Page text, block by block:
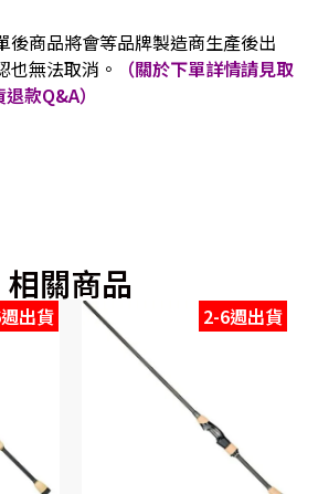
商品將會等品牌製造商生產後出
也無法取消。
（關於下單詳情請見取
款Q&A）
相關商品
出貨 2-6週出貨